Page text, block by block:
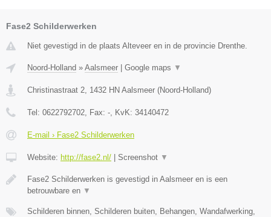
Fase2 Schilderwerken
Niet gevestigd in de plaats Alteveer en in de provincie Drenthe.
Noord-Holland » Aalsmeer Google maps ▼
Christinastraat 2 1432 HN Aalsmeer (Noord-Holland)
Tel: 0622792702 , Fax: - , KvK: 34140472
E-mail › Fase2 Schilderwerken
Website: http://fase2.nl/ Screenshot ▼
Fase2 Schilderwerken is gevestigd in Aalsmeer en is een
betrouwbare en ▼
Schilderen binnen, Schilderen buiten, Behangen, Wandafwerking,